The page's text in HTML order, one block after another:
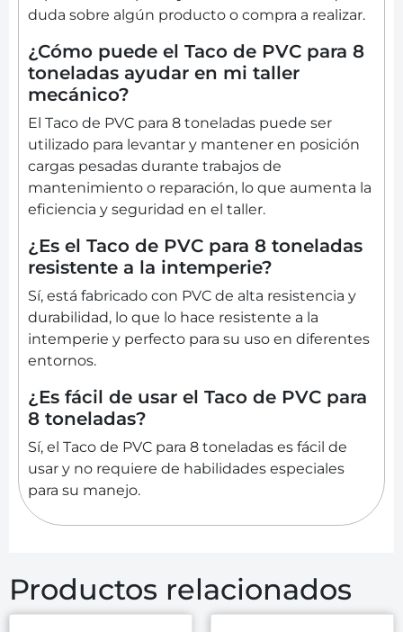
duda sobre algún producto o compra a realizar.
¿Cómo puede el Taco de PVC para 8
toneladas ayudar en mi taller
mecánico?
El Taco de PVC para 8 toneladas puede ser
utilizado para levantar y mantener en posición
cargas pesadas durante trabajos de
mantenimiento o reparación, lo que aumenta la
eficiencia y seguridad en el taller.
¿Es el Taco de PVC para 8 toneladas
resistente a la intemperie?
Sí, está fabricado con PVC de alta resistencia y
durabilidad, lo que lo hace resistente a la
intemperie y perfecto para su uso en diferentes
entornos.
¿Es fácil de usar el Taco de PVC para
8 toneladas?
Sí, el Taco de PVC para 8 toneladas es fácil de
usar y no requiere de habilidades especiales
para su manejo.
Productos relacionados